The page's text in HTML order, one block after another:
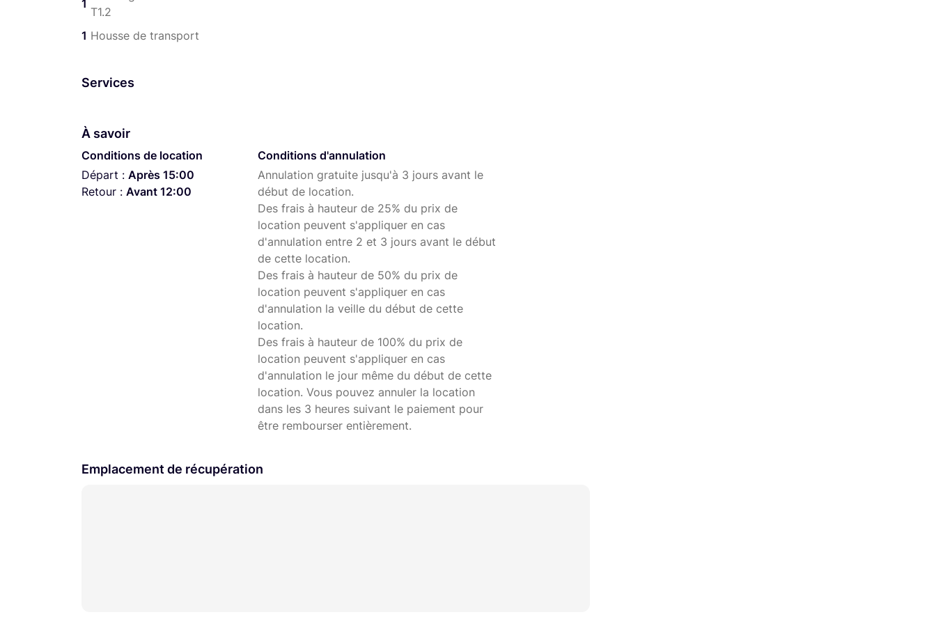
1
T1.2
1 Housse de transport
Services
À savoir
Conditions de location
Départ : Après 15:00
Retour : Avant 12:00
Conditions d'annulation
Annulation gratuite jusqu'à 3 jours avant le
début de location.
Des frais à hauteur de 25% du prix de
location peuvent s'appliquer en cas
d'annulation entre 2 et 3 jours avant le début
de cette location.
Des frais à hauteur de 50% du prix de
location peuvent s'appliquer en cas
d'annulation la veille du début de cette
location.
Des frais à hauteur de 100% du prix de
location peuvent s'appliquer en cas
d'annulation le jour même du début de cette
location. Vous pouvez annuler la location
dans les 3 heures suivant le paiement pour
être rembourser entièrement.
Emplacement de récupération